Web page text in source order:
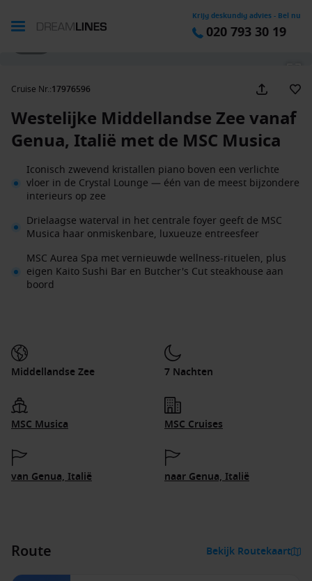
Krijg deskundig advies - Bel nu
020 793 30 19
Cruise Nr.:17976596
Westelijke Middellandse Zee vanaf
Genua, Italië met de MSC Musica
Iconisch zwevend kristallen piano boven een verlichte
vloer in de Crystal Lounge — één van de meest bijzondere
interieurs op zee
Drielaagse waterval in het centrale foyer geeft de MSC
Musica haar onmiskenbare, luxueuze entreesfeer
MSC Aurea Spa met vernieuwde wellness-rituelen, plus
eigen Kaito Sushi Bar en Butcher's Cut steakhouse aan
boord
Middellandse Zee 7 Nachten
MSC Musica MSC Cruises
van Genua, Italië naar Genua, Italië
Route Bekijk Routekaart